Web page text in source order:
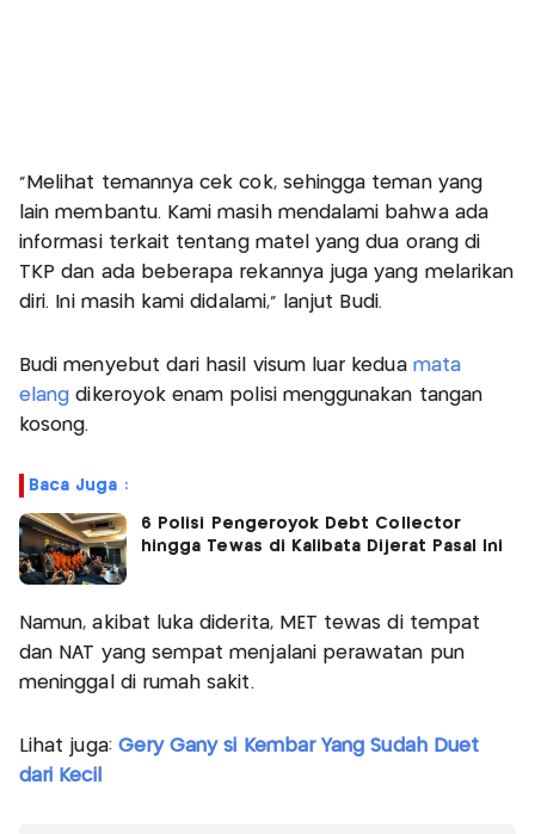
“Melihat temannya cek cok, sehingga teman yang
lain membantu. Kami masih mendalami bahwa ada
informasi terkait tentang matel yang dua orang di
TKP dan ada beberapa rekannya juga yang melarikan
diri. Ini masih kami didalami,” lanjut Budi.
Budi menyebut dari hasil visum luar kedua mata
elang dikeroyok enam polisi menggunakan tangan
kosong.
Baca Juga :
6 Polisi Pengeroyok Debt Collector
hingga Tewas di Kalibata Dijerat Pasal Ini
Namun, akibat luka diderita, MET tewas di tempat
dan NAT yang sempat menjalani perawatan pun
meninggal di rumah sakit.
Lihat juga: Gery Gany si Kembar Yang Sudah Duet
dari Kecil